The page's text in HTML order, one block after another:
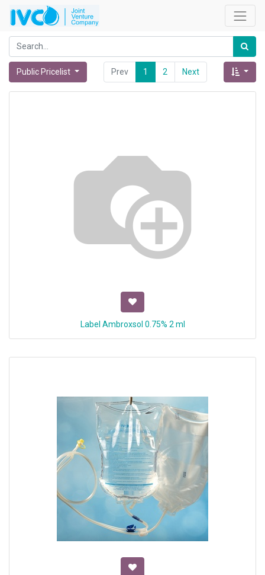
Public Pricelist Prev 1 2 Next
Label Ambroxsol 0.75% 2 ml